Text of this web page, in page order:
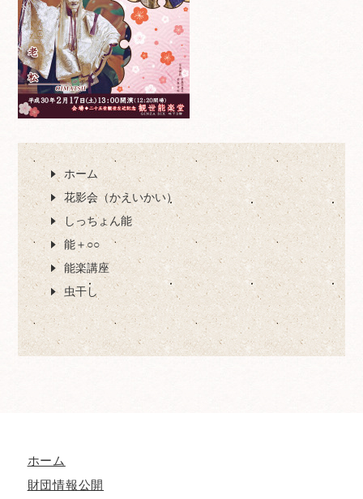
ホーム
花影会（かえいかい）
しっちょん能
能＋○○
能楽講座
虫干し
ホーム
財団情報公開